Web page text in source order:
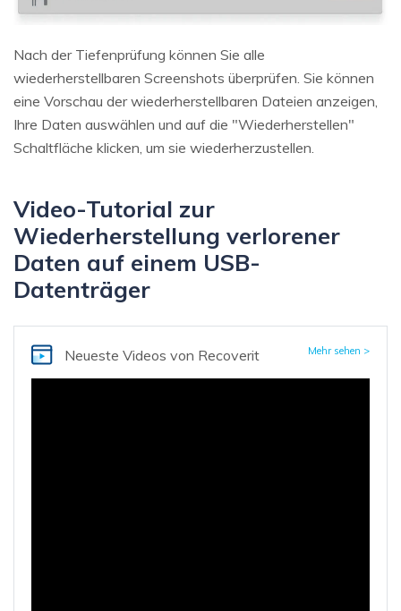
Nach der Tiefenprüfung können Sie alle
wiederherstellbaren Screenshots überprüfen. Sie können
eine Vorschau der wiederherstellbaren Dateien anzeigen,
Ihre Daten auswählen und auf die "Wiederherstellen"
Schaltfläche klicken, um sie wiederherzustellen.
Video-Tutorial zur
Wiederherstellung verlorener
Daten auf einem USB-
Datenträger
Neueste Videos von Recoverit Mehr sehen >